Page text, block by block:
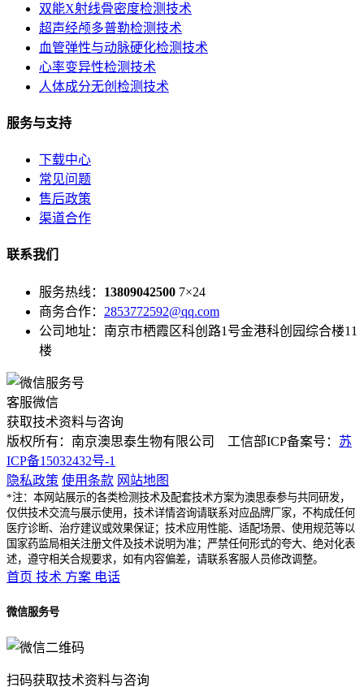
双能X射线骨密度检测技术
超声经颅多普勒检测技术
血管弹性与动脉硬化检测技术
心率变异性检测技术
人体成分无创检测技术
服务与支持
下载中心
常见问题
售后政策
渠道合作
联系我们
服务热线： 13809042500 7×24
商务合作： 2853772592@qq.com
公司地址：南京市栖霞区科创路1号金港科创园综合楼11
楼
客服微信
获取技术资料与咨询
版权所有：南京澳思泰生物有限公司 工信部ICP备案号： 苏
ICP备15032432号-1
隐私政策 使用条款 网站地图
*注：本网站展示的各类检测技术及配套技术方案为澳思泰参与共同研发，
仅供技术交流与展示使用，技术详情咨询请联系对应品牌厂家，不构成任何
医疗诊断、治疗建议或效果保证；技术应用性能、适配场景、使用规范等以
国家药监局相关注册文件及技术说明为准；严禁任何形式的夸大、绝对化表
述，遵守相关合规要求，如有内容偏差，请联系客服人员修改调整。
首页 技术 方案 电话
微信服务号
扫码获取技术资料与咨询